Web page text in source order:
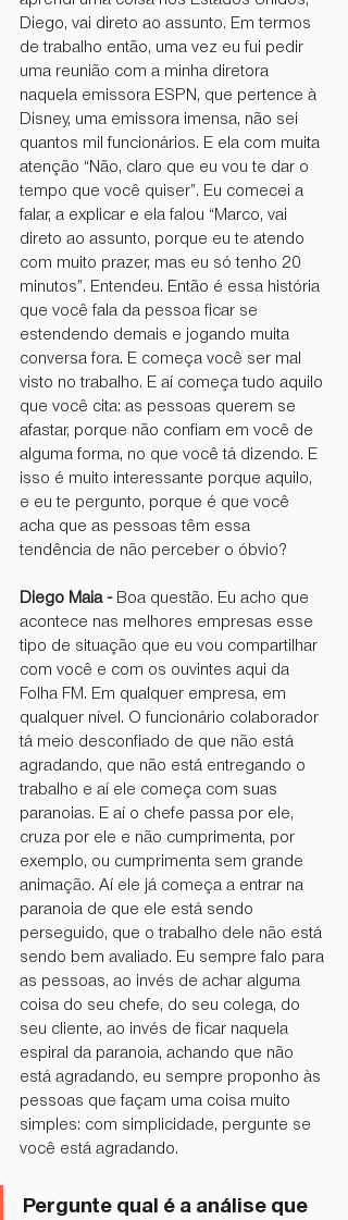
Diego, vai direto ao assunto. Em termos
de trabalho então, uma vez eu fui pedir
uma reunião com a minha diretora
naquela emissora ESPN, que pertence à
Disney, uma emissora imensa, não sei
quantos mil funcionários. E ela com muita
atenção “Não, claro que eu vou te dar o
tempo que você quiser”. Eu comecei a
falar, a explicar e ela falou “Marco, vai
direto ao assunto, porque eu te atendo
com muito prazer, mas eu só tenho 20
minutos”. Entendeu. Então é essa história
que você fala da pessoa ficar se
estendendo demais e jogando muita
conversa fora. E começa você ser mal
visto no trabalho. E aí começa tudo aquilo
que você cita: as pessoas querem se
afastar, porque não confiam em você de
alguma forma, no que você tá dizendo. E
isso é muito interessante porque aquilo,
e eu te pergunto, porque é que você
acha que as pessoas têm essa
tendência de não perceber o óbvio?
Diego Maia - Boa questão. Eu acho que
acontece nas melhores empresas esse
tipo de situação que eu vou compartilhar
com você e com os ouvintes aqui da
Folha FM. Em qualquer empresa, em
qualquer nível. O funcionário colaborador
tá meio desconfiado de que não está
agradando, que não está entregando o
trabalho e aí ele começa com suas
paranoias. E aí o chefe passa por ele,
cruza por ele e não cumprimenta, por
exemplo, ou cumprimenta sem grande
animação. Aí ele já começa a entrar na
paranoia de que ele está sendo
perseguido, que o trabalho dele não está
sendo bem avaliado. Eu sempre falo para
as pessoas, ao invés de achar alguma
coisa do seu chefe, do seu colega, do
seu cliente, ao invés de ficar naquela
espiral da paranoia, achando que não
está agradando, eu sempre proponho às
pessoas que façam uma coisa muito
simples: com simplicidade, pergunte se
você está agradando.
Pergunte qual é a análise que